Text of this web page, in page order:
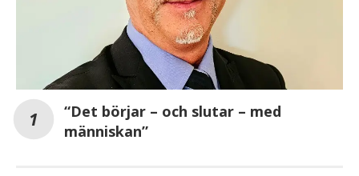
“Det börjar – och slutar – med
människan”